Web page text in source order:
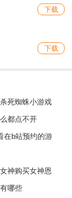
下载
下载
死蜘蛛小游戏
都点不开
在b站预约的游
神购买女神恩
哪些